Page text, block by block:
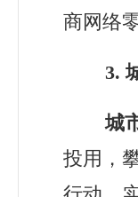
商网络
3.
城
投用，